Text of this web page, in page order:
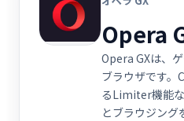
Opera
Opera GXは、
ブラウザです。
るLimiter機能
とブラウジン